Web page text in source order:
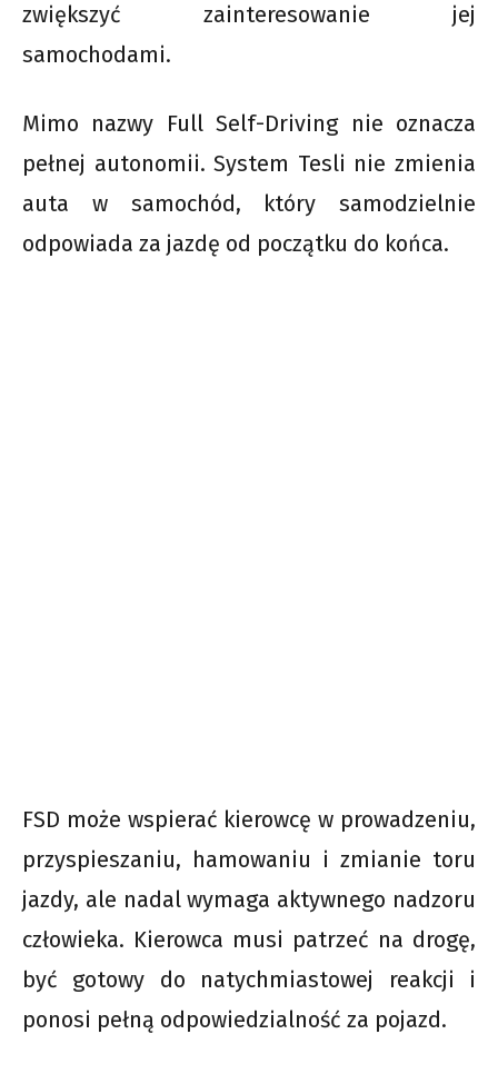
zwiększyć zainteresowanie jej
samochodami.
Mimo nazwy Full Self-Driving nie oznacza
pełnej autonomii. System Tesli nie zmienia
auta w samochód, który samodzielnie
odpowiada za jazdę od początku do końca.
FSD może wspierać kierowcę w prowadzeniu,
przyspieszaniu, hamowaniu i zmianie toru
jazdy, ale nadal wymaga aktywnego nadzoru
człowieka. Kierowca musi patrzeć na drogę,
być gotowy do natychmiastowej reakcji i
ponosi pełną odpowiedzialność za pojazd.